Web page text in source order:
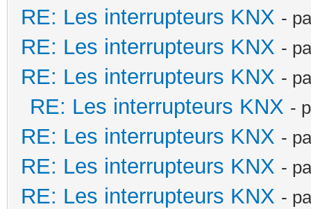
RE: Les interrupteurs KNX -
RE: Les interrupteurs KNX -
RE: Les interrupteurs KNX -
RE: Les interrupteurs KNX -
RE: Les interrupteurs KNX -
RE: Les interrupteurs KNX -
RE: Les interrupteurs KNX -